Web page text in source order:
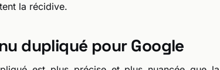
la récidive.
dupliqué pour Google